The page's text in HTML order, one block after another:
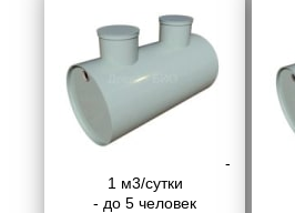
-
1 м3/сутки
- до 5 человек